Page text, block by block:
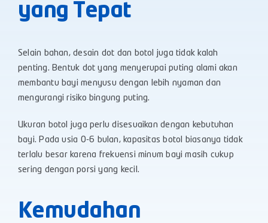
yang Tepat
Selain bahan, desain dot dan botol juga tidak kalah
penting. Bentuk dot yang menyerupai puting alami akan
membantu bayi menyusu dengan lebih nyaman dan
mengurangi risiko bingung puting.
Ukuran botol juga perlu disesuaikan dengan kebutuhan
bayi. Pada usia 0-6 bulan, kapasitas botol biasanya tidak
terlalu besar karena frekuensi minum bayi masih cukup
sering dengan porsi yang kecil.
Kemudahan